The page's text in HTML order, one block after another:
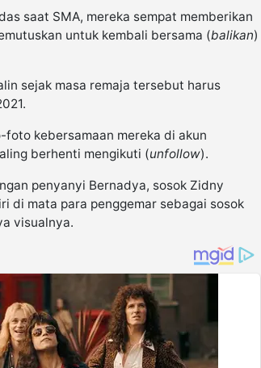
saat SMA, mereka sempat memberikan
untuk kembali bersama (balikan)
sejak masa remaja tersebut harus
kebersamaan mereka di akun
berhenti mengikuti (unfollow).
penyanyi Bernadya, sosok Zidny
di mata para penggemar sebagai sosok
visualnya.